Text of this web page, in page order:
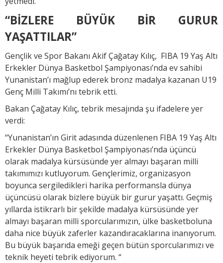
“BİZLERE BÜYÜK BİR GURUR
YAŞATTILAR”
Gençlik ve Spor Bakanı Akif Çağatay Kılıç, FIBA 19 Yaş Altı
Erkekler Dünya Basketbol Şampiyonası’nda ev sahibi
Yunanistan’ı mağlup ederek bronz madalya kazanan U19
Genç Milli Takımı’nı tebrik etti.
Bakan Çağatay Kılıç, tebrik mesajında şu ifadelere yer
verdi:
“Yunanistan’ın Girit adasında düzenlenen FIBA 19 Yaş Altı
Erkekler Dünya Basketbol Şampiyonası’nda üçüncü
olarak madalya kürsüsünde yer almayı başaran milli
takımımızı kutluyorum. Gençlerimiz, organizasyon
boyunca sergiledikleri harika performansla dünya
üçüncüsü olarak bizlere büyük bir gurur yaşattı. Geçmiş
yıllarda istikrarlı bir şekilde madalya kürsüsünde yer
almayı başaran milli sporcularımızın, ülke basketboluna
daha nice büyük zaferler kazandıracaklarına inanıyorum.
Bu büyük başarıda emeği geçen bütün sporcularımızı ve
teknik heyeti tebrik ediyorum. “